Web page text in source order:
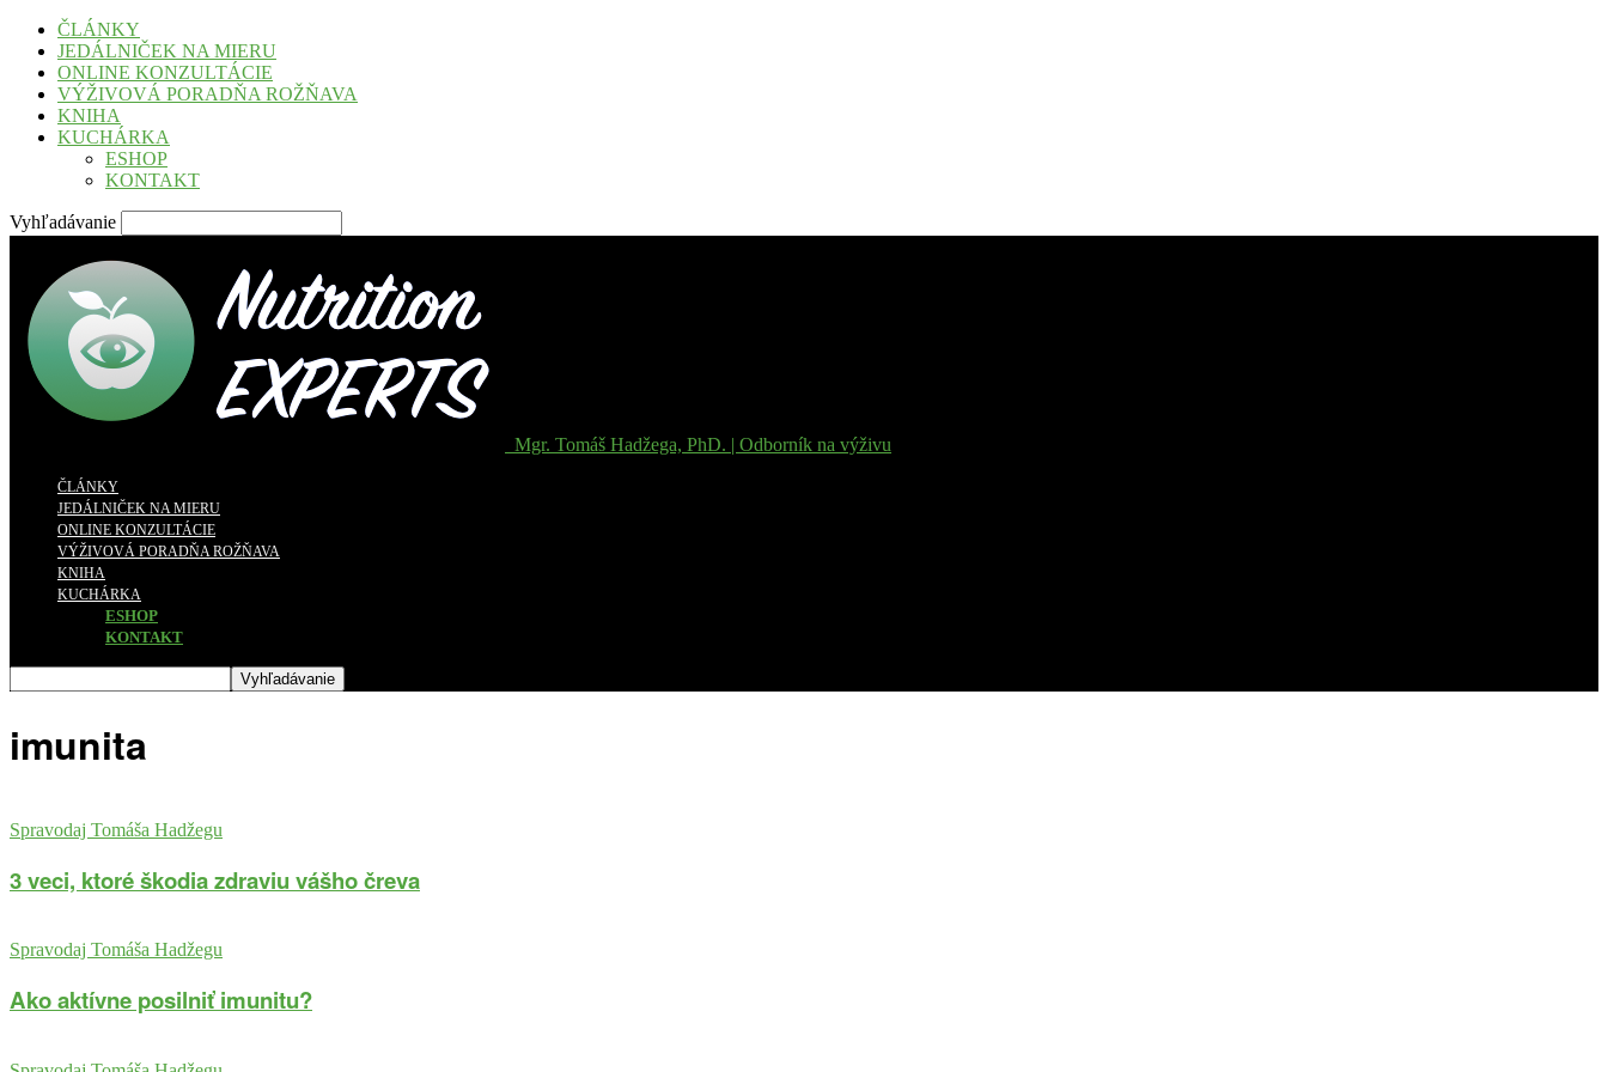
ČLÁNKY
JEDÁLNIČEK NA MIERU
ONLINE KONZULTÁCIE
VÝŽIVOVÁ PORADŇA ROŽŇAVA
KNIHA
KUCHÁRKA
ESHOP
KONTAKT
Vyhľadávanie
Mgr. Tomáš Hadžega, PhD. | Odborník na výživu
ČLÁNKY
JEDÁLNIČEK NA MIERU
ONLINE KONZULTÁCIE
VÝŽIVOVÁ PORADŇA ROŽŇAVA
KNIHA
KUCHÁRKA
ESHOP
KONTAKT
imunita
Spravodaj Tomáša Hadžegu
3 veci, ktoré škodia zdraviu vášho čreva
Spravodaj Tomáša Hadžegu
Ako aktívne posilniť imunitu?